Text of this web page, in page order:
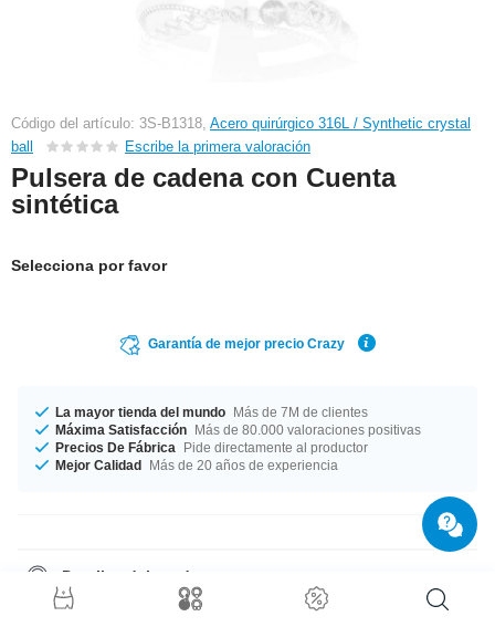
Código del artículo: 3S-B1318, Acero quirúrgico 316L / Synthetic crystal
ball
Escribe la primera valoración
Pulsera de cadena con Cuenta
sintética
Selecciona por favor
Garantía de mejor precio Crazy
La mayor tienda del mundo Más de 7M de clientes
Máxima Satisfacción Más de 80.000 valoraciones positivas
Precios De Fábrica
Pide directamente al productor
Mejor Calidad Más de 20 años de experiencia
Detalles del producto
Disponible en largo 18 cm. ¡Un producto único exactamente como te